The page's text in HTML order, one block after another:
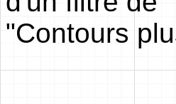
"Contours